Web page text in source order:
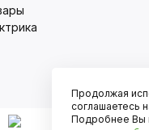
Продолжая
соглашаетесь
Подробнее Вы